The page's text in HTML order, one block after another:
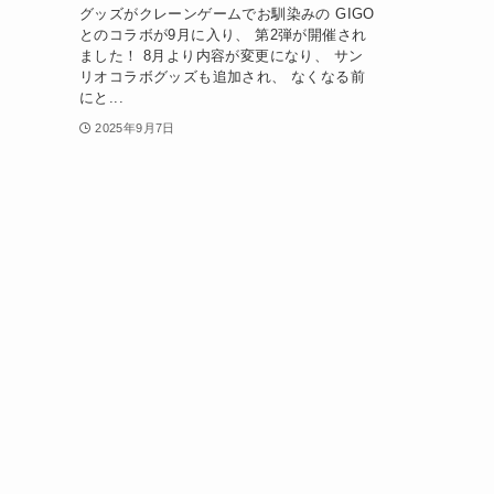
グッズがクレーンゲームでお馴染みの GIGO
とのコラボが9月に入り、 第2弾が開催され
ました！ 8月より内容が変更になり、 サン
リオコラボグッズも追加され、 なくなる前
にと...
2025年9月7日